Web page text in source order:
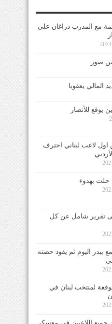
مع المدرب دراغان على
صور
المالي يعقوبا
يوقع للأنصار
لاعب لبناني احترف
حلت بهدوء
تقرير شامل عن كل
ببدر اليوم ثم يقود حصته
لمنتخب لبنان في